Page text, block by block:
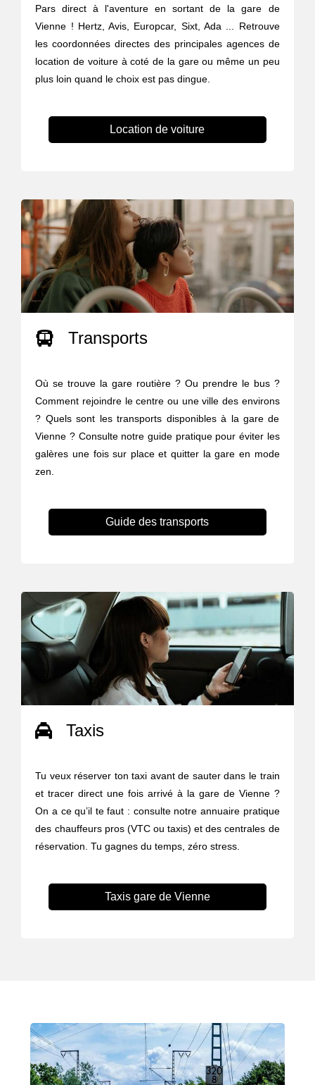
Pars direct à l'aventure en sortant de la gare de
Vienne ! Hertz, Avis, Europcar, Sixt, Ada ... Retrouve
les coordonnées directes des principales agences de
location de voiture à coté de la gare ou même un peu
plus loin quand le choix est pas dingue.
Location de voiture
Transports
Où se trouve la gare routière ? Ou prendre le bus ?
Comment rejoindre le centre ou une ville des environs
? Quels sont les transports disponibles à la gare de
Vienne ? Consulte notre guide pratique pour éviter les
galères une fois sur place et quitter la gare en mode
zen.
Guide des transports
Taxis
Tu veux réserver ton taxi avant de sauter dans le train
et tracer direct une fois arrivé à la gare de Vienne ?
On a ce qu’il te faut : consulte notre annuaire pratique
des chauffeurs pros (VTC ou taxis) et des centrales de
réservation. Tu gagnes du temps, zéro stress.
Taxis gare de Vienne